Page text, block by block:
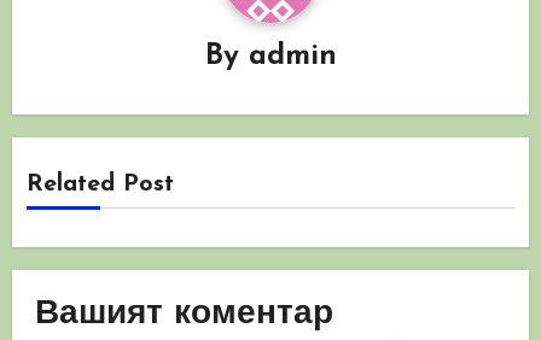
By admin
Related Post
Вашият коментар